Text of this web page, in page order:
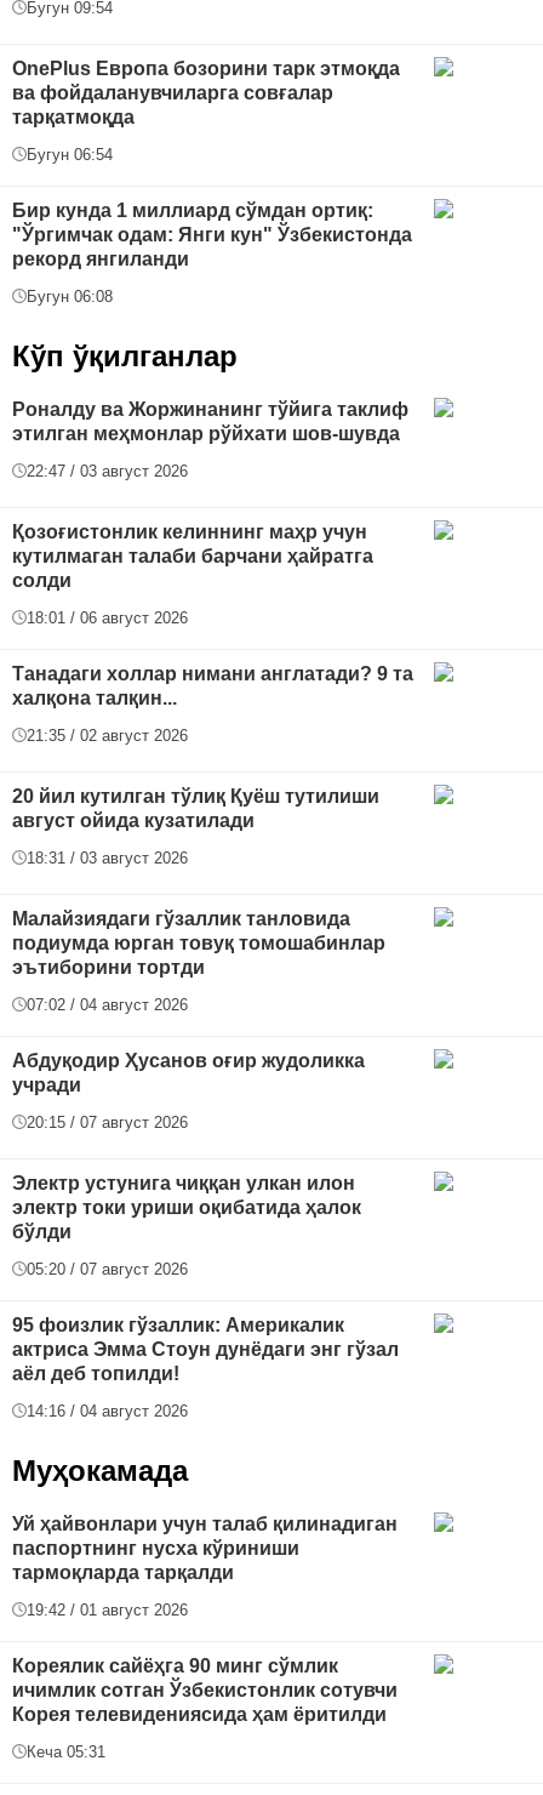
Бугун 09:54
OnePlus Европа бозорини тарк этмоқда
ва фойдаланувчиларга совғалар
тарқатмоқда
Бугун 06:54
Бир кунда 1 миллиард сўмдан ортиқ:
"Ўргимчак одам: Янги кун" Ўзбекистонда
рекорд янгиланди
Бугун 06:08
Кўп ўқилганлар
Роналду ва Жоржинанинг тўйига таклиф
этилган меҳмонлар рўйхати шов-шувда
22:47 / 03 август 2026
Қозоғистонлик келиннинг маҳр учун
кутилмаган талаби барчани ҳайратга
солди
18:01 / 06 август 2026
Танадаги холлар нимани англатади? 9 та
халқона талқин...
21:35 / 02 август 2026
20 йил кутилган тўлиқ Қуёш тутилиши
август ойида кузатилади
18:31 / 03 август 2026
Малайзиядаги гўзаллик танловида
подиумда юрган товуқ томошабинлар
эътиборини тортди
07:02 / 04 август 2026
Абдуқодир Ҳусанов оғир жудоликка
учради
20:15 / 07 август 2026
Электр устунига чиққан улкан илон
электр токи уриши оқибатида ҳалок
бўлди
05:20 / 07 август 2026
95 фоизлик гўзаллик: Америкалик
актриса Эмма Стоун дунёдаги энг гўзал
аёл деб топилди!
14:16 / 04 август 2026
Муҳокамада
Уй ҳайвонлари учун талаб қилинадиган
паспортнинг нусха кўриниши
тармоқларда тарқалди
19:42 / 01 август 2026
Кореялик сайёҳга 90 минг сўмлик
ичимлик сотган Ўзбекистонлик сотувчи
Корея телевидениясида ҳам ёритилди
Кеча 05:31